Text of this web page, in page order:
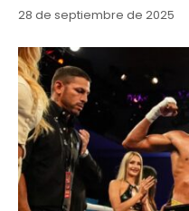
28 de septiembre de 2025